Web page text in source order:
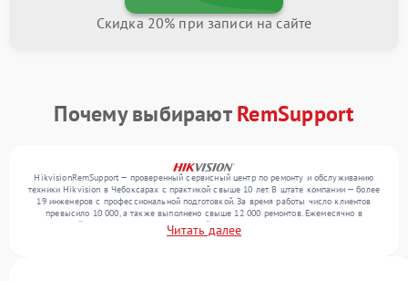
Скидка 20% при записи на сайте
Почему выбираютRemSupport
HikvisionRemSupport — проверенный сервисный центр по ремонту и обслуживанию
техники Hikvision в Чебоксарах с практикой свыше 10 лет. В штате компании — более
19 инженеров с профессиональной подготовкой. За время работы число клиентов
превысило 10 000, а также выполнено свыше 12 000 ремонтов. Ежемесячно в
сервисный центр поступает от 300 устройств, включая , , . Мы беремся за задачи
любой сложности и поддерживаем высокий стандарт качества благодаря опыту
Читать далее